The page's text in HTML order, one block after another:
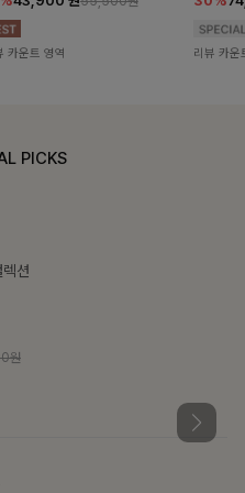
카운트 영역 리뷰 카운
PICKS
채우는 즐거움
레어스커트SET
원
트링자켓SET